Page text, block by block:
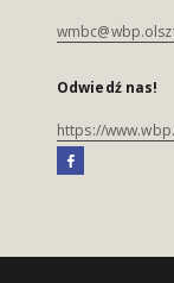
Odwiedź nas!
https://